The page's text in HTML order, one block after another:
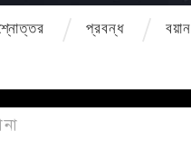
প্রবন্ধ বয়ান